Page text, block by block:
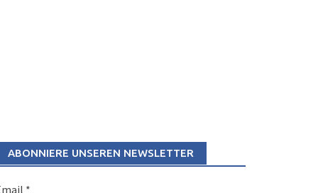
ABONNIERE UNSEREN NEWSLETTER
*